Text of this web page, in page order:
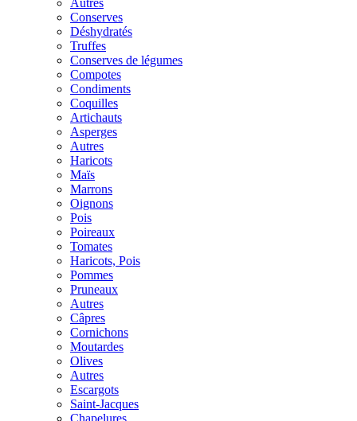
Autres
Conserves
Déshydratés
Truffes
Conserves de légumes
Compotes
Condiments
Coquilles
Artichauts
Asperges
Autres
Haricots
Maïs
Marrons
Oignons
Pois
Poireaux
Tomates
Haricots, Pois
Pommes
Pruneaux
Autres
Câpres
Cornichons
Moutardes
Olives
Autres
Escargots
Saint-Jacques
Chapelures